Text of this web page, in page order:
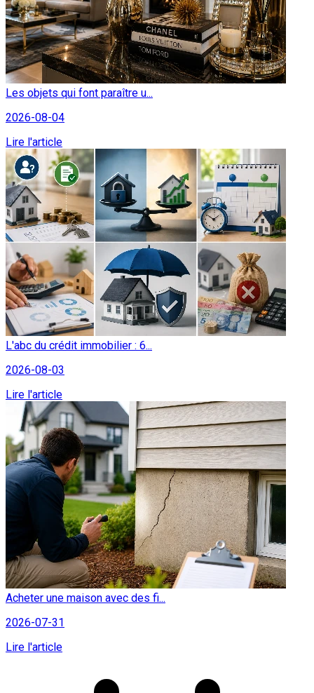
Les objets qui font paraître u...
2026-08-04
Lire l'article
L'abc du crédit immobilier : 6...
2026-08-03
Lire l'article
Acheter une maison avec des fi...
2026-07-31
Lire l'article